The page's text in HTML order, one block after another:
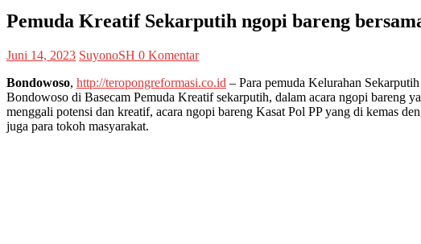
Pemuda Kreatif Sekarputih ngopi bareng
Juni 14, 2023 SuyonoSH 0 Komentar
Bondowoso, http://teropongreformasi.co.id – Para pemuda Kelurahan
Bondowoso di Basecam Pemuda Kreatif sekarputih, dalam acara ngopi bareng
menggali potensi dan kreatif, acara ngopi bareng Kasat Pol PP yang di kemas
juga para tokoh masyarakat.